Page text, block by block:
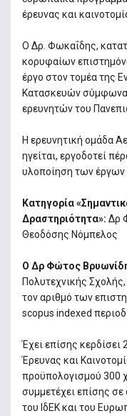
έρευνας και
Ο Δρ. Φωκαΐδης,
κορυφαίων
έργο στον τομέα της
Κατασκευών σύμφωνα
ερευνητών του
Η ερευνητική ομάδα
ηγείται, εργοδοτεί
υλοποίηση των έργων
Κατηγορία
Δραστηριότητα»: Δρ
Θεοδόσης Νόμπελος
Ο Δρ Φώτος
Πολυτεχνικής
τον αριθμό των
scopus indexed
Έχει επίσης κερδίσει
Έρευνας και
προϋπολογισμού 300
συμμετέχει επίσης σε
του ΙδΕΚ και του